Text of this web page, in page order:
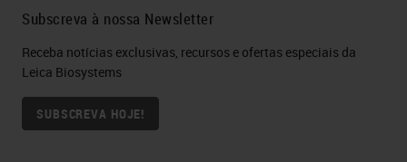
Subscreva à nossa Newsletter
Receba notícias exclusivas, recursos e ofertas especiais da
Leica Biosystems
SUBSCREVA HOJE!